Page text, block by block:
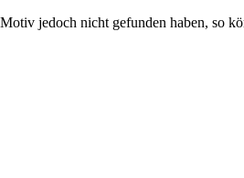
jedoch nicht gefunden haben, so